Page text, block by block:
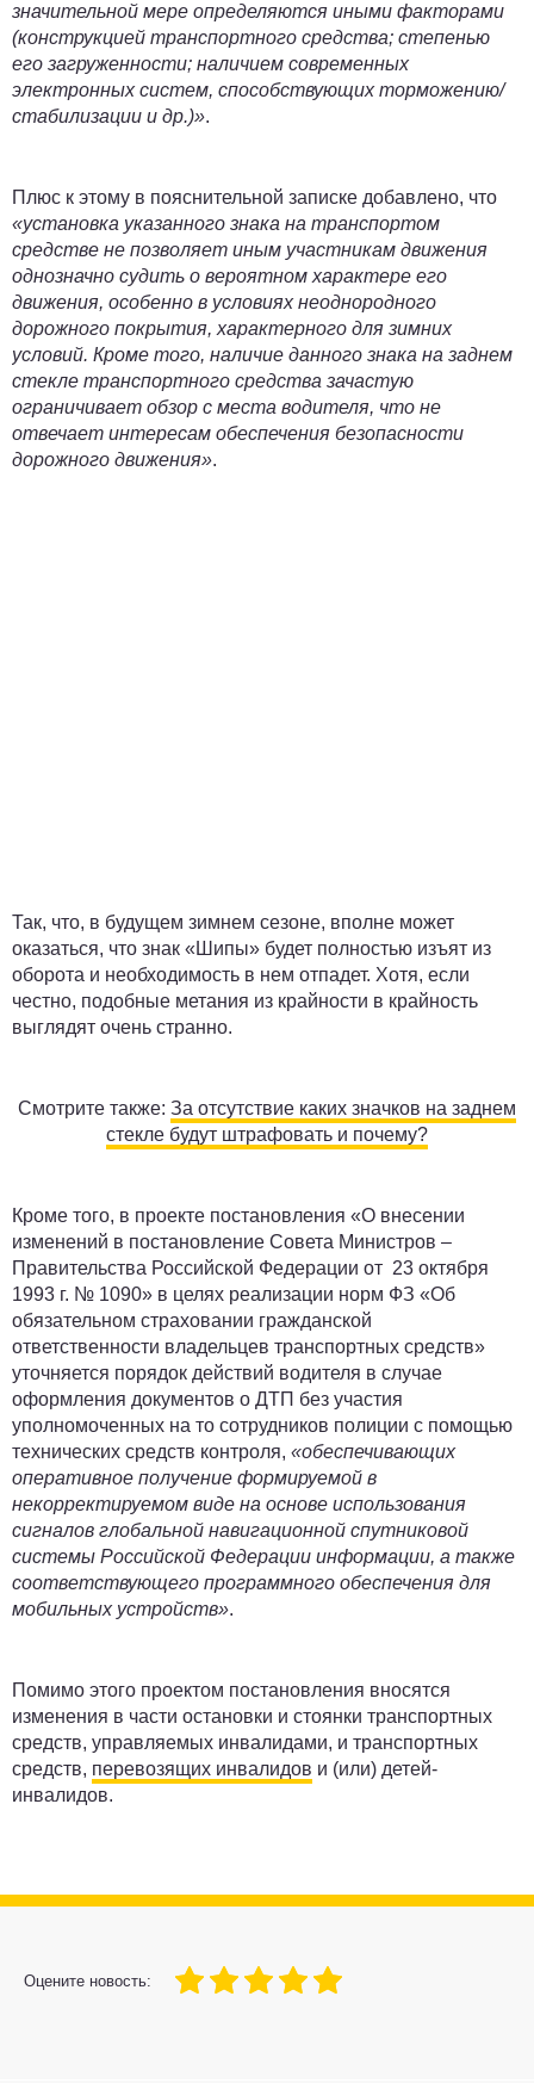
значительной мере определяются иными факторами
(конструкцией транспортного средства; степенью
его загруженности; наличием современных
электронных систем, способствующих торможению/
стабилизации и др.)».
Плюс к этому в пояснительной записке добавлено, что
«установка указанного знака на транспортом
средстве не позволяет иным участникам движения
однозначно судить о вероятном характере его
движения, особенно в условиях неоднородного
дорожного покрытия, характерного для зимних
условий. Кроме того, наличие данного знака на заднем
стекле транспортного средства зачастую
ограничивает обзор с места водителя, что не
отвечает интересам обеспечения безопасности
дорожного движения».
Так, что, в будущем зимнем сезоне, вполне может
оказаться, что знак «Шипы» будет полностью изъят из
оборота и необходимость в нем отпадет. Хотя, если
честно, подобные метания из крайности в крайность
выглядят очень странно.
Смотрите также: За отсутствие каких значков на заднем
стекле будут штрафовать и почему?
Кроме того, в проекте постановления «О внесении
изменений в постановление Совета Министров –
Правительства Российской Федерации от 23 октября
1993 г. № 1090» в целях реализации норм ФЗ «Об
обязательном страховании гражданской
ответственности владельцев транспортных средств»
уточняется порядок действий водителя в случае
оформления документов о ДТП без участия
уполномоченных на то сотрудников полиции с помощью
технических средств контроля, «обеспечивающих
оперативное получение формируемой в
некорректируемом виде на основе использования
сигналов глобальной навигационной спутниковой
системы Российской Федерации информации, а также
соответствующего программного обеспечения для
мобильных устройств».
Помимо этого проектом постановления вносятся
изменения в части остановки и стоянки транспортных
средств, управляемых инвалидами, и транспортных
средств, перевозящих инвалидов и (или) детей-
инвалидов.
Оцените новость:
100
1 3 4 5